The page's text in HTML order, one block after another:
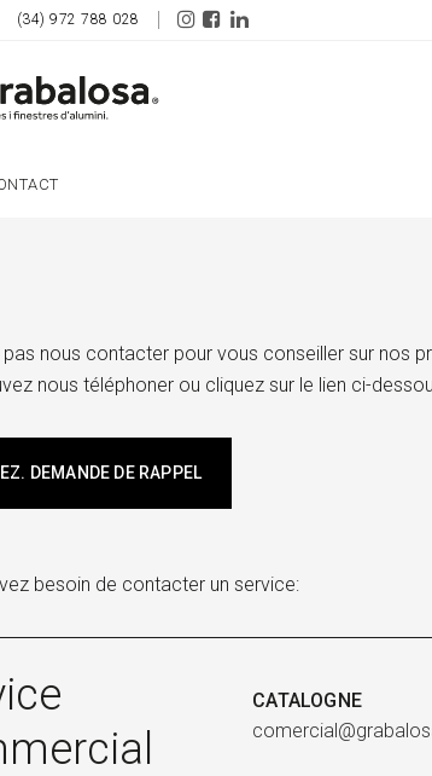
(34) 972 788 028
pas nous contacter pour vous conseiller sur nos
nous téléphoner ou cliquez sur le lien ci-
DEMANDE DE RAPPEL
besoin de contacter un service:
CATALOGNE